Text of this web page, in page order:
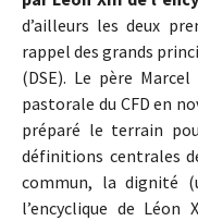
d’ailleurs les deux
rappel des grands
(DSE). Le père
pastorale du CFD en
préparé le terrain
définitions centrales
commun, la dignité
l’encyclique de